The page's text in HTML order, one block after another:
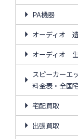
PA機器
オーディオ
オーディオ
スピーカーエ
料金表・全国
宅配買取
出張買取